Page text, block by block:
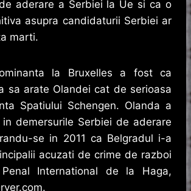
aderare a Serbiei la Ue si ca o
asupra candidaturii Serbiei ar
marti.
la Bruxelles a fost ca
sa arate Olandei cat de serioasa
Spatiului Schengen. Olanda a
demersurile Serbiei de aderare
se in 2011 ca Belgradul i-a
acuzati de crime de razboi
Penal International de la Haga,